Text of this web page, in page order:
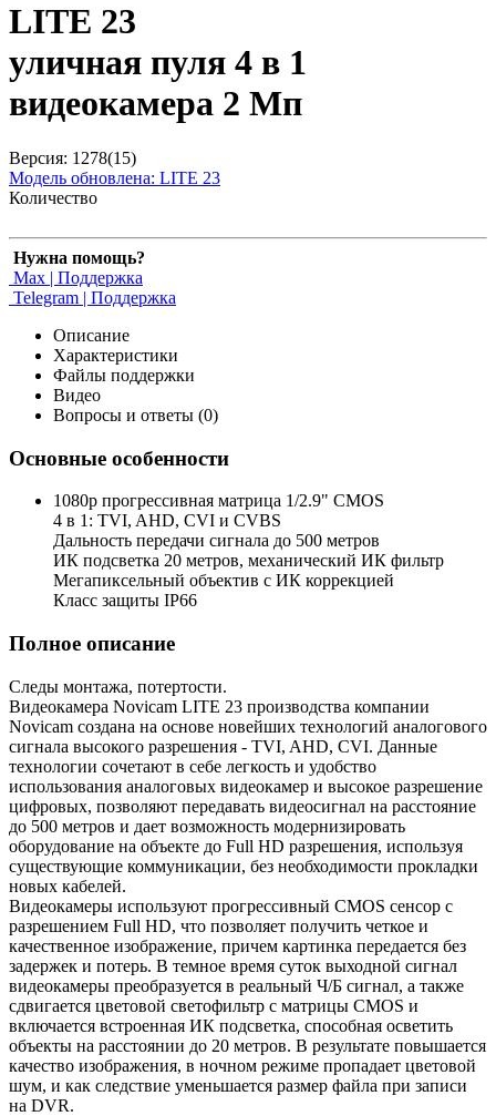
LITE 23
уличная пуля 4 в 1
видеокамера 2 Мп
Версия: 1278(15)
Модель обновлена: LITE 23
Количество
Нужна помощь?
Max | Поддержка
Telegram | Поддержка
Описание
Характеристики
Файлы поддержки
Видео
Вопросы и ответы (0)
Основные особенности
1080p прогрессивная матрица 1/2.9" CMOS
4 в 1: TVI, AHD, CVI и CVBS
Дальность передачи сигнала до 500 метров
ИК подсветка 20 метров, механический ИК фильтр
Мегапиксельный объектив с ИК коррекцией
Класс защиты IP66
Полное описание
Следы монтажа, потертости.
Видеокамера Novicam LITE 23 производства компании
Novicam создана на основе новейших технологий аналогового
сигнала высокого разрешения - TVI, AHD, CVI. Данные
технологии сочетают в себе легкость и удобство
использования аналоговых видеокамер и высокое разрешение
цифровых, позволяют передавать видеосигнал на расстояние
до 500 метров и дает возможность модернизировать
оборудование на объекте до Full HD разрешения, используя
существующие коммуникации, без необходимости прокладки
новых кабелей.
Видеокамеры используют прогрессивный CMOS сенсор c
разрешением Full HD, что позволяет получить четкое и
качественное изображение, причем картинка передается без
задержек и потерь. В темное время суток выходной сигнал
видеокамеры преобразуется в реальный Ч/Б сигнал, а также
сдвигается цветовой светофильтр с матрицы CMOS и
включается встроенная ИК подсветка, способная осветить
объекты на расстоянии до 20 метров. В результате повышается
качество изображения, в ночном режиме пропадает цветовой
шум, и как следствие уменьшается размер файла при записи
на DVR.